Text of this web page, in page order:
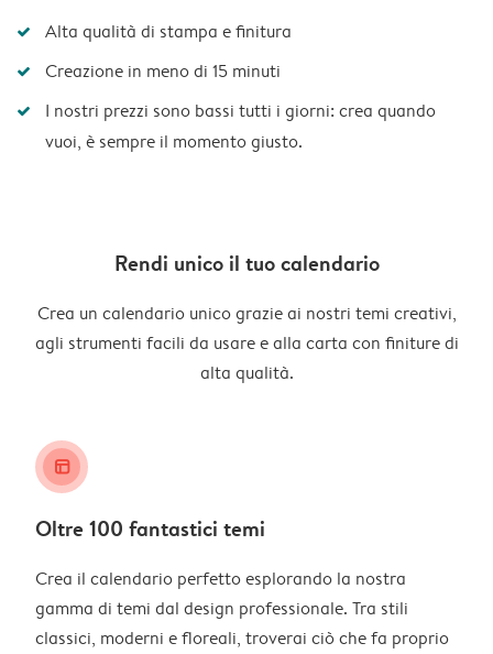
Alta qualità di stampa e finitura
Creazione in meno di 15 minuti
I nostri prezzi sono bassi tutti i giorni: crea quando
vuoi, è sempre il momento giusto.
Rendi unico il tuo calendario
Crea un calendario unico grazie ai nostri temi creativi,
agli strumenti facili da usare e alla carta con finiture di
alta qualità.
layout_alt
Oltre 100 fantastici temi
Crea il calendario perfetto esplorando la nostra
gamma di temi dal design professionale. Tra stili
classici, moderni e floreali, troverai ciò che fa proprio